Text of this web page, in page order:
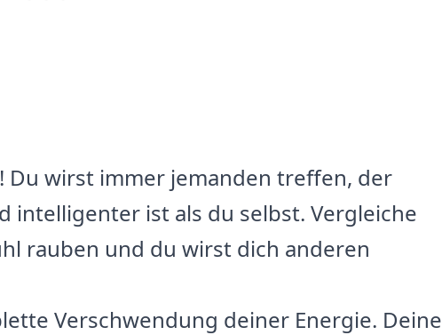
Du wirst immer jemanden treffen, der
intelligenter ist als du selbst. Vergleiche
rauben und du wirst dich anderen
Verschwendung deiner Energie. Deine